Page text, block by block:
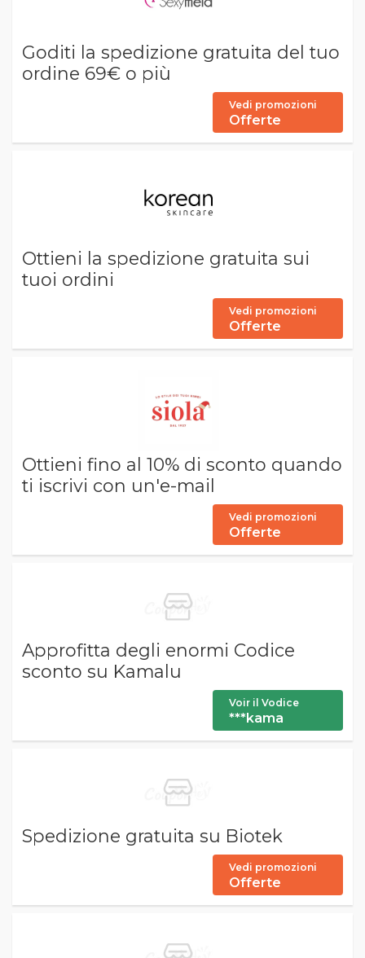
Goditi la spedizione gratuita del tuo
ordine 69€ o più
Vedi promozioni
Offerte
Ottieni la spedizione gratuita sui
tuoi ordini
Vedi promozioni
Offerte
Ottieni fino al 10% di sconto quando
ti iscrivi con un'e-mail
Vedi promozioni
Offerte
Approfitta degli enormi Codice
sconto su Kamalu
Voir il Vodice
***kama
Spedizione gratuita su Biotek
Vedi promozioni
Offerte